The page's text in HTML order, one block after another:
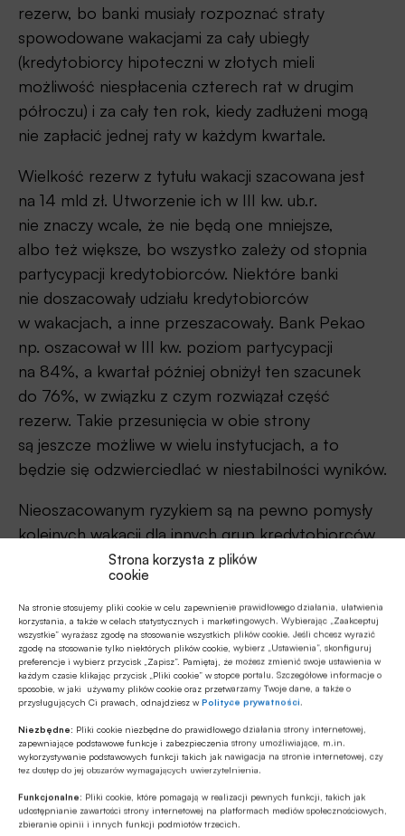
Strona korzysta z plików
cookie
Na stronie stosujemy pliki cookie w celu zapewnienie prawidłowego działania, ułatwienia
korzystania, a także w celach statystycznych i marketingowych. Wybierając „Zaakceptuj
wszystkie” wyrażasz zgodę na stosowanie wszystkich plików cookie. Jeśli chcesz wyrazić
zgodę na stosowanie tylko niektórych plików cookie, wybierz „Ustawienia”, skonfiguruj
preferencje i wybierz przycisk „Zapisz”. Pamiętaj, że możesz zmienić swoje ustawienia w
każdym czasie klikając przycisk „Pliki cookie” w stopce portalu. Szczegółowe informacje o
sposobie, w jaki używamy plików cookie oraz przetwarzamy Twoje dane, a także o
przysługujących Ci prawach, odnajdziesz wPolityce prywatności.
Niezbędne: Pliki cookie niezbędne do prawidłowego działania strony internetowej,
zapewniające podstawowe funkcje i zabezpieczenia strony umożliwiające, m.in.
wykorzystywanie podstawowych funkcji takich jak nawigacja na stronie internetowej, czy
tez dostęp do jej obszarów wymagających uwierzytelnienia.
Funkcjonalne: Pliki cookie, które pomagają w realizacji pewnych funkcji, takich jak
udostępnianie zawartości strony internetowej na platformach mediów społecznościowych,
zbieranie opinii i innych funkcji podmiotów trzecich.
rezerw, bo banki musiały rozpoznać straty
spowodowane wakacjami za cały ubiegły
(kredytobiorcy hipoteczni w złotych mieli
możliwość niespłacenia czterech rat w drugim
półroczu) i za cały ten rok, kiedy zadłużeni mogą
nie zapłacić jednej raty w każdym kwartale.
Wielkość rezerw z tytułu wakacji szacowana jest
na 14 mld zł. Utworzenie ich w III kw. ub.r.
nie znaczy wcale, że nie będą one mniejsze,
albo też większe, bo wszystko zależy od stopnia
partycypacji kredytobiorców. Niektóre banki
nie doszacowały udziału kredytobiorców
w wakacjach, a inne przeszacowały. Bank Pekao
np. oszacował w III kw. poziom partycypacji
na 84%, a kwartał później obniżył ten szacunek
do 76%, w związku z czym rozwiązał część
rezerw. Takie przesunięcia w obie strony
są jeszcze możliwe w wielu instytucjach, a to
będzie się odzwierciedlać w niestabilności wyników.
Nieoszacowanym ryzykiem są na pewno pomysły
kolejnych wakacji dla innych grup kredytobiorców,
zwłaszcza jeśli inflacja nie będzie chciała spadać
tak szybko jak liczy na to rząd, a stóp
procentowych nie będzie jak obniżać. Prezes
jednego z dużych banków opowiadał o tym, jak
minister rolnictwa sondował możliwości
wprowadzenia wakacji kredytowych dla rolników.
Bankowiec uświadomił mu, że takie
przedsięwzięcie zdmuchnęłoby z powierzchni
ziemi znaczną część sektora spółdzielczego i rząd
się tego wystraszył. Pomysł podobno umarł, ale
świadczy o tym, że fantazja regulacyjna nie zna
granic.